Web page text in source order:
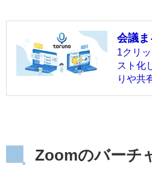
会議ま
1クリ
スト化
りや共
Zoomのバーチ